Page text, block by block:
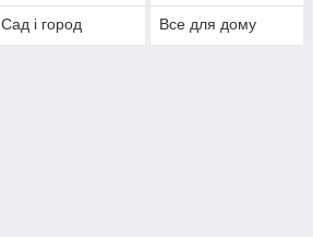
Сад і город Все для дому